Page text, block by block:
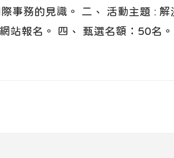
事務的見識。 二、 活動主題 : 解
站報名。 四、 甄選名額：50名。